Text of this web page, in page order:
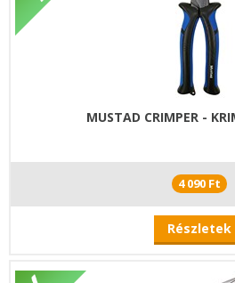
MUSTAD CRIMPER -
4 090 Ft
Részletek